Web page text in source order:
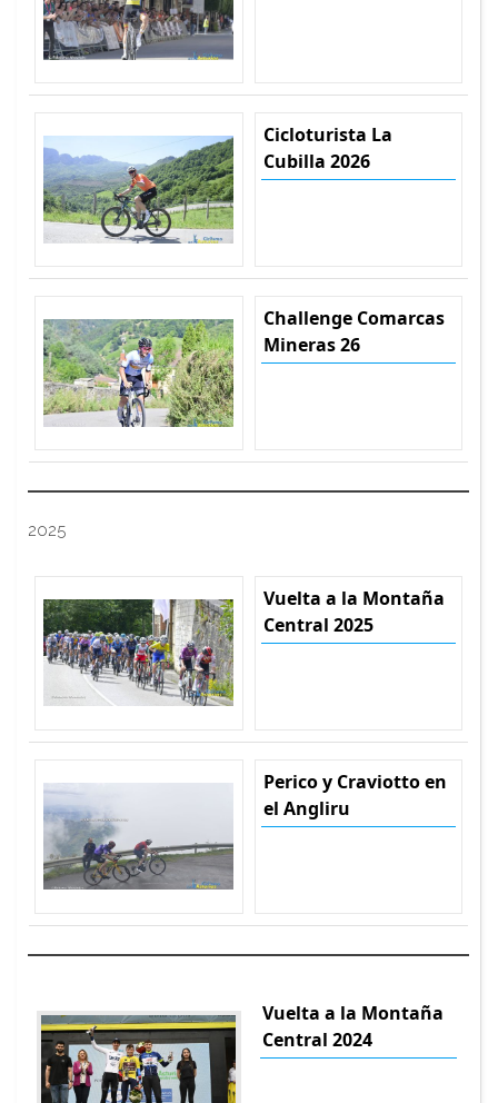
Cicloturista La
Cubilla 2026
Challenge Comarcas
Mineras 26
2025
Vuelta a la Montaña
Central 2025
Perico y Craviotto en
el Angliru
Vuelta a la Montaña
Central 2024